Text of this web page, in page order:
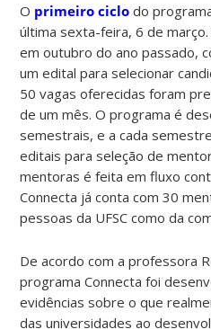
O primeiro ciclo do
última sexta-feira, 6 de
em outubro do ano passado,
um edital para selecionar
50 vagas oferecidas foram
de um mês. O programa é
semestrais, e a cada
editais para seleção de
mentoras é feita em fluxo
Connecta já conta com 30
pessoas da UFSC como da
De acordo com a professora
programa Connecta foi
evidências sobre o que
das universidades ao